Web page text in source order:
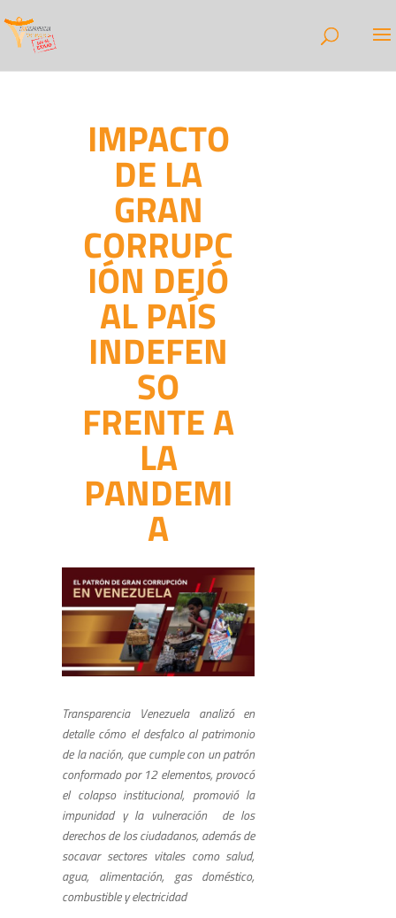
IMPACTO
DE LA
GRAN
CORRUPC
IÓN DEJÓ
AL PAÍS
INDEFEN
SO
FRENTE A
LA
PANDEMI
A
Transparencia Venezuela analizó en
detalle cómo el desfalco al patrimonio
de la nación, que cumple con un patrón
conformado por 12 elementos, provocó
el colapso institucional, promovió la
impunidad y la vulneración de los
derechos de los ciudadanos, además de
socavar sectores vitales como salud,
agua, alimentación, gas doméstico,
combustible y electricidad